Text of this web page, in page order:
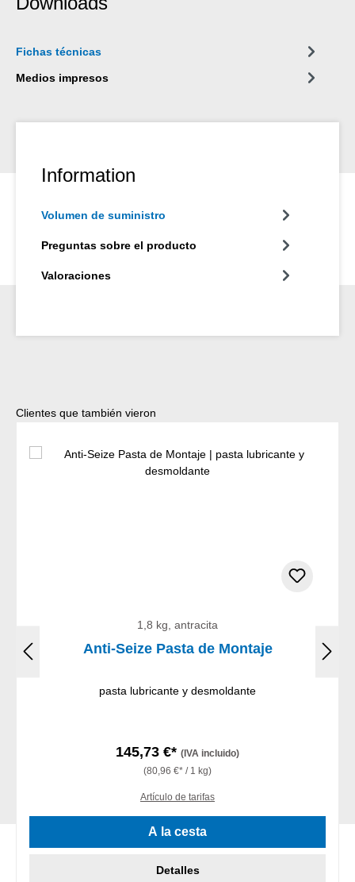
Fichas técnicas
Medios impresos
Information
Volumen de suministro
Preguntas sobre el producto
Valoraciones
Omitir la galería de productos
Clientes que también vieron
1,8 kg, antracita
Anti-Seize Pasta de Montaje
pasta lubricante y desmoldante
145,73 €* (IVA incluido)
(80,96 €* / 1 kg)
Artículo de tarifas
A la cesta
Detalles